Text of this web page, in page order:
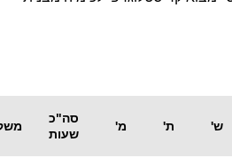
ש' ת' מ'
סה"כ
שעות